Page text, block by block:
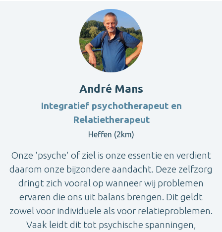
André Mans
Integratief psychotherapeut en
Relatietherapeut
Heffen (2km)
Onze 'psyche' of ziel is onze essentie en verdient
daarom onze bijzondere aandacht. Deze zelfzorg
dringt zich vooral op wanneer wij problemen
ervaren die ons uit balans brengen. Dit geldt
zowel voor individuele als voor relatieproblemen.
Vaak leidt dit tot psychische spanningen,